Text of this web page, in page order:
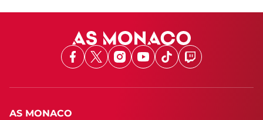
Facebook
X Instagram
Youtube
TikTokTwitch
AS MONACO